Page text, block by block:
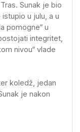
Sunak je bio
u julu, a u
pomogne“ u
integritet,
nivou“ vlade
koledž, jedan
je nakon